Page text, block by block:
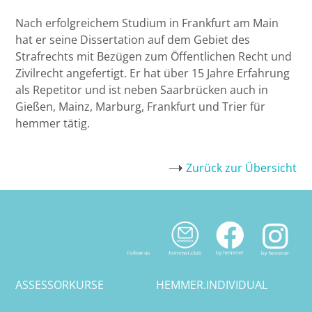
Nach erfolgreichem Studium in Frankfurt am Main
hat er seine Dissertation auf dem Gebiet des
Strafrechts mit Bezügen zum Öffentlichen Recht und
Zivilrecht angefertigt. Er hat über 15 Jahre Erfahrung
als Repetitor und ist neben Saarbrücken auch in
Gießen, Mainz, Marburg, Frankfurt und Trier für
hemmer tätig.
Zurück zur Übersicht
ASSESSORKURSE HEMMER.INDIVIDUAL
Bremen
Düsseldorf
Erlangen
Frankfurt/Main